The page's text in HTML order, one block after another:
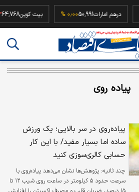
درهم امارات50,991 بیت
پیاده روی
پیاده‌روی در سر بالایی؛ یک ورزش
ساده اما بسیار مفید/ با این کار
حسابی کالری‌سوزی کنید
چند ثانیه: پژوهش‌ها نشان می‌دهد پیاده‌روی با
سرعت حدود ۵ کیلومتر در ساعت روی شیب ۱۲ تا